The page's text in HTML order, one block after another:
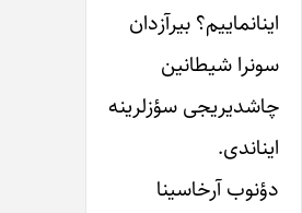
اینانماییم؟ بیرآزدان
سونرا شیطانین
چاشدیریجی سؤزلرینه
ایناندی.
دؤ‌نوب‌ آرخاسینا‌